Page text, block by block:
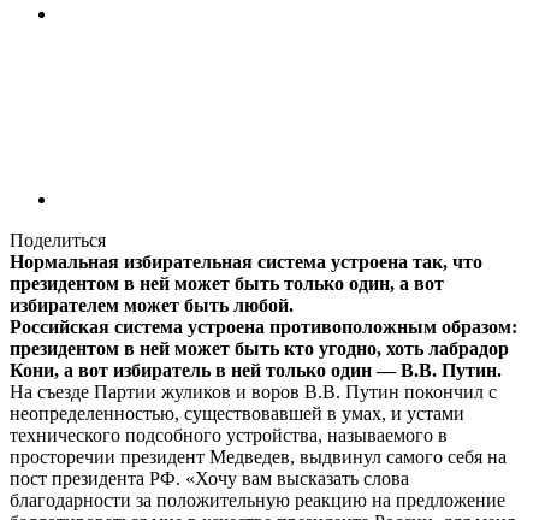
Поделиться
Нормальная избирательная система устроена так, что
президентом в ней может быть только один, а вот
избирателем может быть любой.
Российская система устроена противоположным образом:
президентом в ней может быть кто угодно, хоть лабрадор
Кони, а вот избиратель в ней только один — В.В. Путин.
На съезде Партии жуликов и воров В.В. Путин покончил с
неопределенностью, существовавшей в умах, и устами
технического подсобного устройства, называемого в
просторечии президент Медведев, выдвинул самого себя на
пост президента РФ. «Хочу вам высказать слова
благодарности за положительную реакцию на предложение